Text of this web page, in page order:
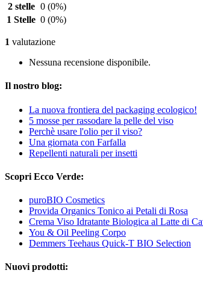
2 stelle 0 (0%)
1 Stelle 0 (0%)
1 valutazione
Nessuna recensione disponibile.
Il nostro blog:
La nuova frontiera del packaging ecologico!
5 mosse per rassodare la pelle del viso
Perchè usare l'olio per il viso?
Una giornata con Farfalla
Repellenti naturali per insetti
Scopri Ecco Verde:
puroBIO Cosmetics
Provida Organics Tonico ai Petali di Rosa
Crema Viso Idratante Biologica al Latte di
You & Oil Peeling Corpo
Demmers Teehaus Quick-T BIO Selection
Nuovi prodotti: